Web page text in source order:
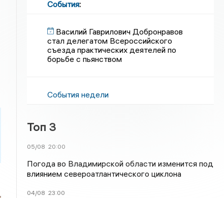
События:
Василий Гаврилович Добронравов
стал делегатом Всероссийского
съезда практических деятелей по
борьбе с пьянством
События недели
Топ 3
05/08 20:00
Погода во Владимирской области изменится под
влиянием североатлантического циклона
04/08 23:00